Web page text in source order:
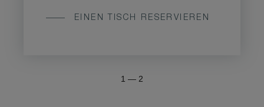
EINEN TISCH RESERVIEREN
1 — 2